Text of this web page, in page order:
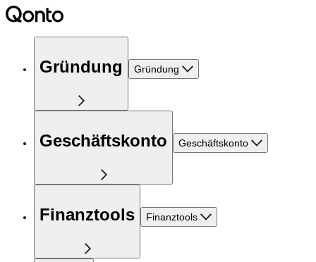
Gründung Gründung
Geschäftskonto Geschäftskonto
Finanztools Finanztools